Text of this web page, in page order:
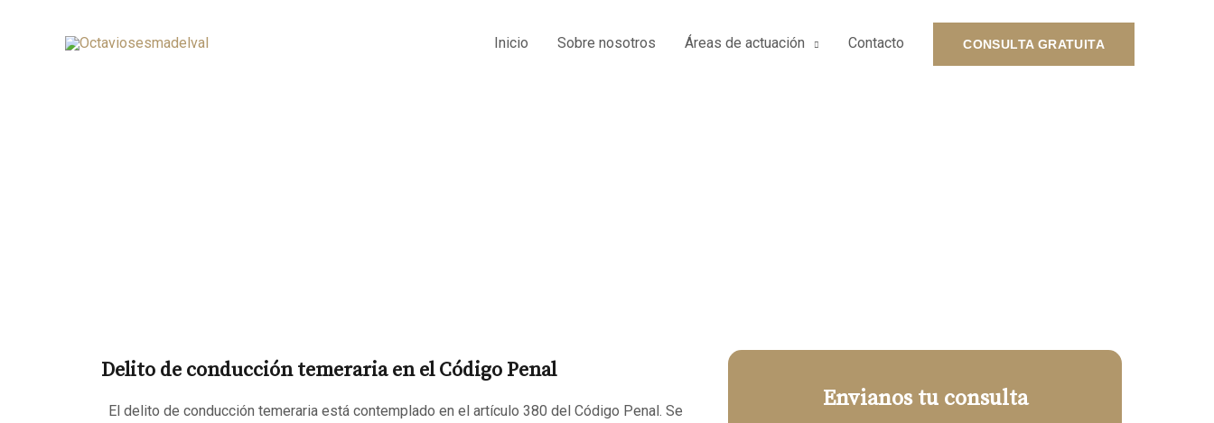
Inicio Sobre nosotros Áreas de actuación Contacto CONSULTA GRATUITA
Delito de conducción temeraria en el Código Penal
El delito de conducción temeraria está contemplado en el artículo 380 del Código Penal. Se
Envianos tu consulta